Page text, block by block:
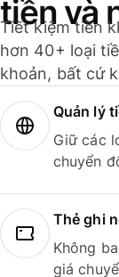
tiền và
Tiết kiệm tiền
hơn 40+ loại
khoản, bất cứ
Quản lý
Giữ các
chuyển
Thẻ ghi
Không
giá